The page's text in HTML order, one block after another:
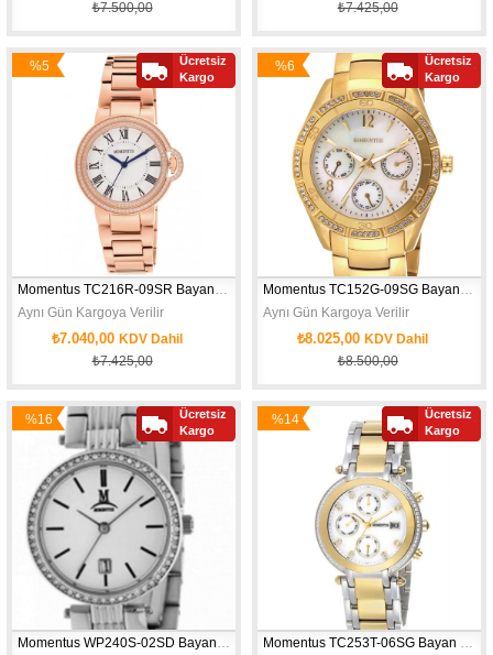
₺7.500,00 ₺7.425,00
Aynı Gün Kargoya Verilir
₺7.040,00 KDV Dahil
₺7.425,00
%5
Ücretsiz
Kargo
Aynı Gün Kargoya Verilir
₺8.025,00 KDV Dahil
₺8.500,00
%6
Ücretsiz
Kargo
%16
İndirim
Ücretsiz
Kargo
%14
Ücretsiz
Kargo